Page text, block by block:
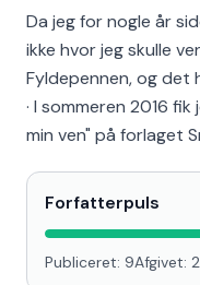
Da jeg for nogle år
ikke hvor jeg skulle
Fyldepennen, og det
· I sommeren 2016
min ven" på forlaget
Forfatterpuls
Publiceret: 9Afgivet: